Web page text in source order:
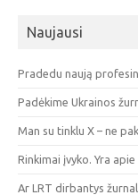
Naujausi
Pradedu naują
Padėkime Ukrainos
Man su tinklu X – ne
Rinkimai įvyko. Yra
Ar LRT dirbantys